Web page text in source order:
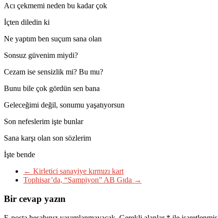
Acı çekmemi neden bu kadar çok
İçten diledin ki
Ne yaptım ben suçum sana olan
Sonsuz güvenim miydi?
Cezam ise sensizlik mi? Bu mu?
Bunu bile çok gördün sen bana
Geleceğimi değil, sonumu yaşatıyorsun
Son nefeslerim işte bunlar
Sana karşı olan son sözlerim
İşte bende
← Kirletici sanayiye kırmızı kart
Tophisar’da, “Şampiyon” AB Gıda →
Bir cevap yazın